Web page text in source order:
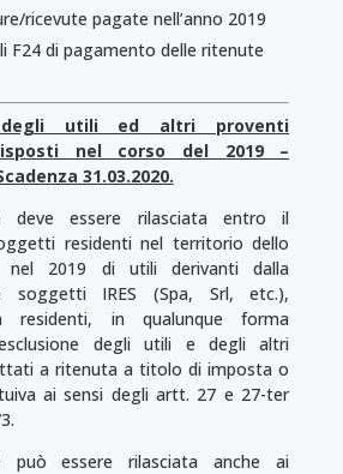
ricevute pagate nell’anno 2019
F24 di pagamento delle ritenute
degli utili ed altri proventi
nel corso del 2019 –
31.03.2020.
deve essere rilasciata entro il
residenti nel territorio dello
nel 2019 di utili derivanti dalla
soggetti IRES (Spa, Srl, etc.),
residenti, in qualunque forma
degli utili e degli altri
a ritenuta a titolo di imposta o
ai sensi degli artt. 27 e 27-ter
può essere rilasciata anche ai